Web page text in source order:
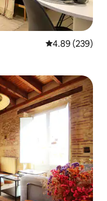
Calificación
4.89 (239)